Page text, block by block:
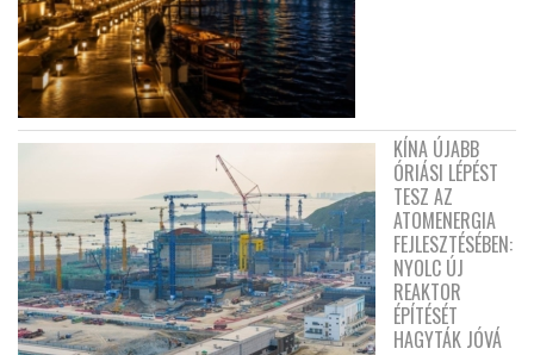
KÍNA ÚJABB
ÓRIÁSI LÉPÉST
TESZ AZ
ATOMENERGIA
FEJLESZTÉSÉBEN:
NYOLC ÚJ
REAKTOR
ÉPÍTÉSÉT
HAGYTÁK JÓVÁ